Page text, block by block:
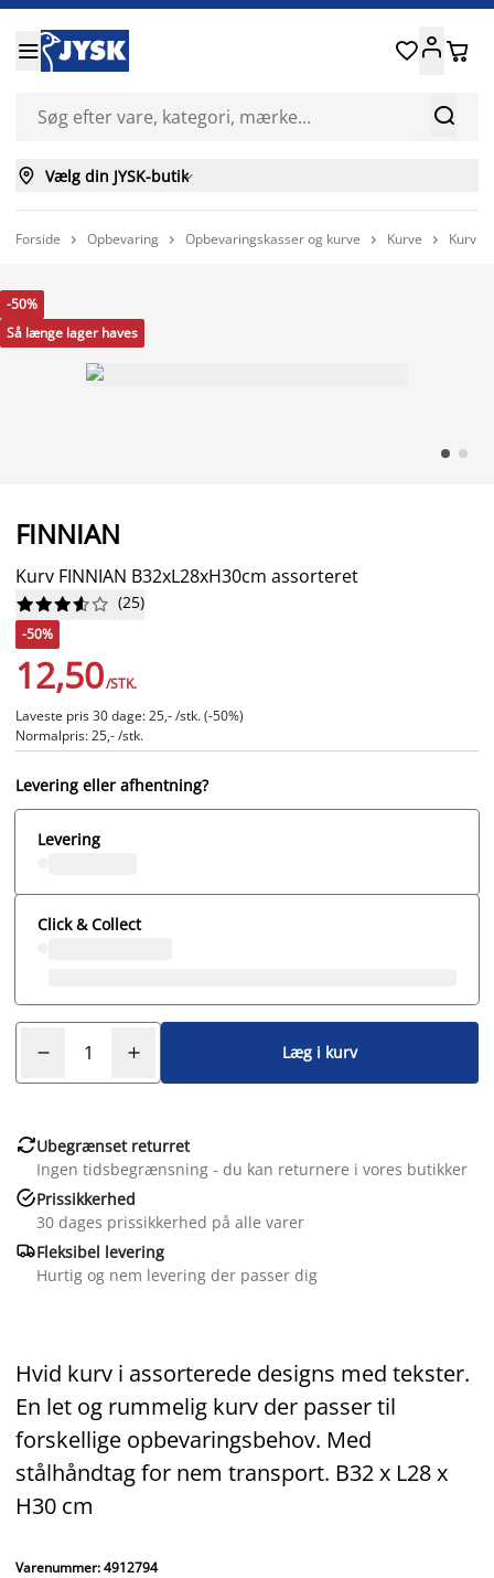


 
 Vælg din JYSK-butik
Forside  Opbevaring  Opbevaringskasser og kurve  Kurve  Kurv
-50%
Så længe lager haves
FINNIAN
Kurv FINNIAN B32xL28xH30cm assorteret





 (25)
-50%
12,50/STK.
Laveste pris 30 dage: 25,- /stk. (-50%)
Normalpris: 25,- /stk.
Levering eller afhentning?
Levering
Click & Collect
Læg i kurv
Ubegrænset returret
Ingen tidsbegrænsning - du kan returnere i vores butikker
Prissikkerhed
30 dages prissikkerhed på alle varer
Fleksibel levering
Hurtig og nem levering der passer dig
Hvid kurv i assorterede designs med tekster.
En let og rummelig kurv der passer til
forskellige opbevaringsbehov. Med
stålhåndtag for nem transport. B32 x L28 x
H30 cm
Varenummer: 4912794